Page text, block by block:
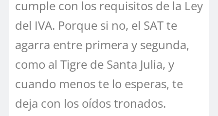
cumple con los requisitos de la Ley
del IVA. Porque si no, el SAT te
agarra entre primera y segunda,
como al Tigre de Santa Julia, y
cuando menos te lo esperas, te
deja con los oídos tronados.